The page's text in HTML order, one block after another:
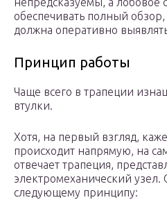
обеспечивать полный
должна оперативно
Принцип работы
Чаще всего в трапеции
втулки.
Хотя, на первый взгляд,
происходит напрямую, на
отвечает трапеция,
электромеханический узел.
следующему принципу: